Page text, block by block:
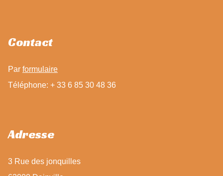
Contact
Par formulaire
Téléphone: + 33 6 85 30 48 36
Adresse
3 Rue des jonquilles